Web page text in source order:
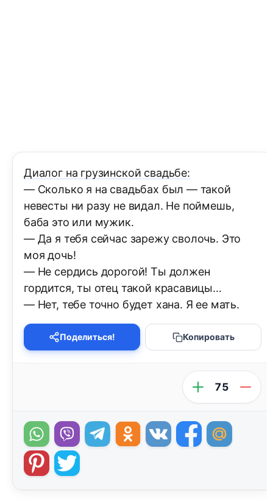
Диалог на грузинской свадьбе:
— Сколько я на свадьбах был — такой
невесты ни разу не видал. Не поймешь,
баба это или мужик.
— Да я тебя сейчас зарежу сволочь. Это
моя дочь!
— Не сердись дорогой! Ты должен
гордится, ты отец такой красавицы…
— Нет, тебе точно будет хана. Я ее мать.
Поделиться! Копировать
75